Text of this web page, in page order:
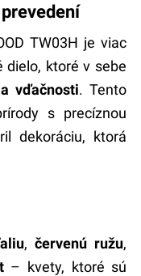
TW03H je viac
dielo, ktoré v sebe
vďačnosti. Tento
s precíznou
dekoráciu, ktorá
, červenú ružu,
– kvety, ktoré sú